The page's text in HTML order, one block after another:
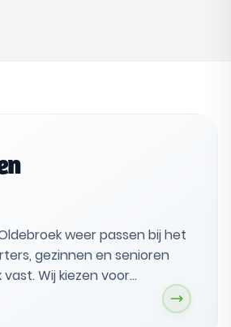
weer passen bij het
gezinnen en senioren
Wij kiezen voor